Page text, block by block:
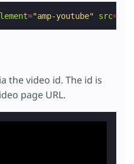
="amp-youtube" src=
the video id. The id is
page URL.